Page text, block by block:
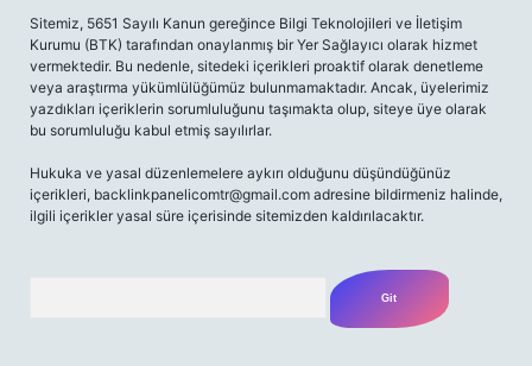
Sitemiz, 5651 Sayılı Kanun gereğince Bilgi Teknolojileri ve İletişim
Kurumu (BTK) tarafından onaylanmış bir Yer Sağlayıcı olarak hizmet
vermektedir. Bu nedenle, sitedeki içerikleri proaktif olarak denetleme
veya araştırma yükümlülüğümüz bulunmamaktadır. Ancak, üyelerimiz
yazdıkları içeriklerin sorumluluğunu taşımakta olup, siteye üye olarak
bu sorumluluğu kabul etmiş sayılırlar.
Hukuka ve yasal düzenlemelere aykırı olduğunu düşündüğünüz
içerikleri, backlinkpanelicomtr@gmail.com adresine bildirmeniz halinde,
ilgili içerikler yasal süre içerisinde sitemizden kaldırılacaktır.